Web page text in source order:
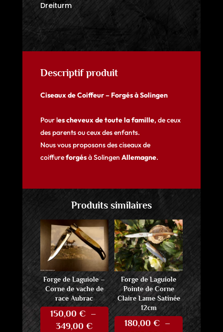
Solingen
Dreiturm
Descriptif produit
Ciseaux de Coiffeur – Forgés à Solingen
Pour les cheveux de toute la famille, de ceux
des parents ou ceux des enfants.
Nous vous proposons des ciseaux de
coiffureforgésà Solingen Allemagne.
Produits similaires
Forge de Laguiole –
Corne de vache de
race Aubrac
150,00 € –
349,00€Plage
Forge de Laguiole
Pointe de Corne
Claire Lame Satinée
12cm
180,00€ –